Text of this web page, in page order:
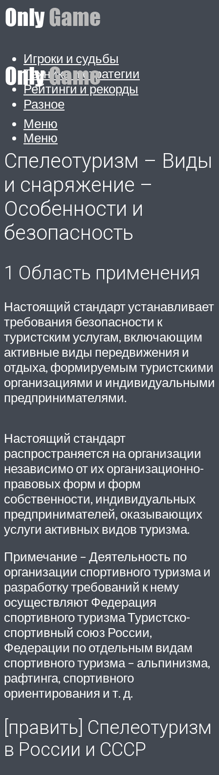
Игроки и судьбы
Техника и стратегии
Рейтинги и рекорды
Разное
Меню
Меню
Спелеотуризм – Виды
и снаряжение –
Особенности и
безопасность
1 Область применения
Настоящий стандарт устанавливает
требования безопасности к
туристским услугам, включающим
активные виды передвижения и
отдыха, формируемым туристскими
организациями и индивидуальными
предпринимателями.
Настоящий стандарт
распространяется на организации
независимо от их организационно-
правовых форм и форм
собственности, индивидуальных
предпринимателей, оказывающих
услуги активных видов туризма.
Примечание – Деятельность по
организации спортивного туризма и
разработку требований к нему
осуществляют Федерация
спортивного туризма Туристско-
спортивный союз России,
Федерации по отдельным видам
спортивного туризма – альпинизма,
рафтинга, спортивного
ориентирования и т. д.
[править] Спелеотуризм
в России и СССР